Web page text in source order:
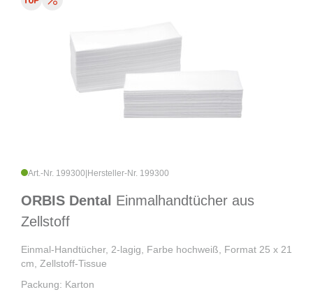
Art.-Nr. 199300 Hersteller-Nr. 199300
ORBIS Dental Einmalhandtücher aus
Zellstoff
Einmal-Handtücher, 2-lagig, Farbe hochweiß, Format 25 x 21
cm, Zellstoff-Tissue
Packung: Karton